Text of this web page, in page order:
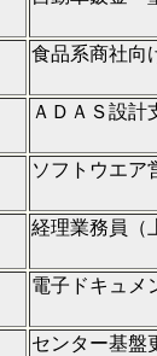
食品系商社向
ＡＤＡＳ設計
ソフトウエア
経理業務員（
電子ドキュメ
センター基盤